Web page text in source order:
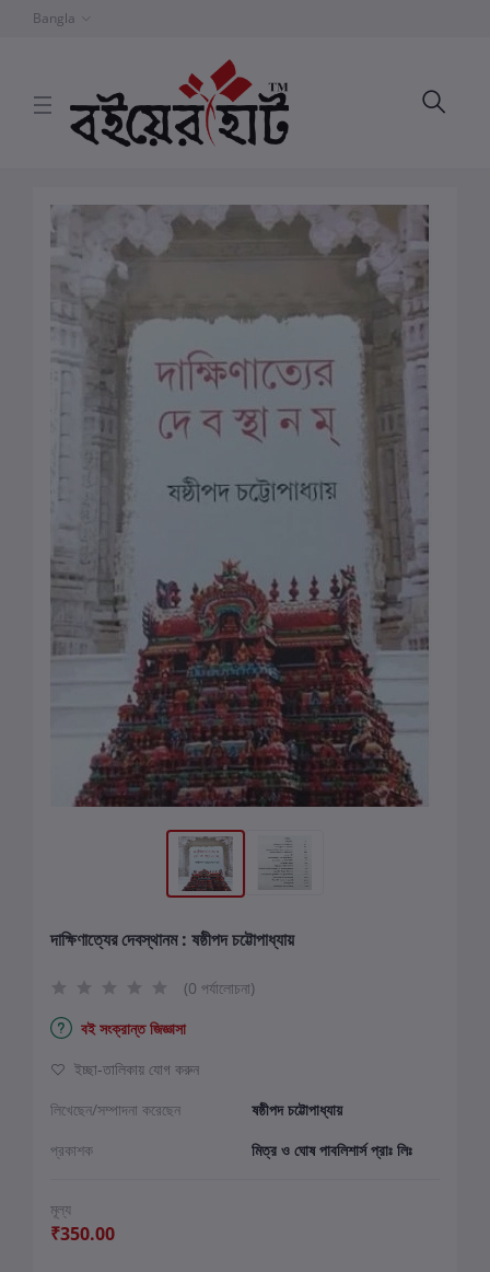
Bangla
দাক্ষিণাত্যের দেবস্থানম : ষষ্ঠীপদ চট্টোপাধ্যায়
(0 পর্যালোচনা)
বই সংক্রান্ত জিজ্ঞাসা
ইচ্ছা-তালিকায় যোগ করুন
লিখেছেন/সম্পাদনা করেছেন
ষষ্ঠীপদ চট্টোপাধ্যায়
প্রকাশক
মিত্র ও ঘোষ পাবলিশার্স প্রাঃ লিঃ
মূল্য
₹350.00